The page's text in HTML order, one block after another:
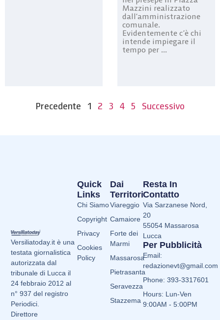
Mazzini realizzato
dall’amministrazione
comunale.
Evidentemente c’è chi
intende impiegare il
tempo per ...
Precedente 1 2 3 4 5 Successivo
Versiliatoday.it è una
testata giornalistica
autorizzata dal
tribunale di Lucca il
24 febbraio 2012 al
n° 937 del registro
Periodici.
Direttore
Dai
Territori
Viareggio
Camaiore
Forte dei
Marmi
Massarosa
Pietrasanta
Seravezza
Stazzema
Quick
Links
Chi Siamo
Copyright
Privacy
Cookies
Policy
Resta In
Contatto
Via Sarzanese Nord,
20
55054 Massarosa
Lucca
Per Pubblicità
Email:
redazionevt@gmail.com
Phone: 393-3317601
Hours: Lun-Ven
9:00AM - 5:00PM